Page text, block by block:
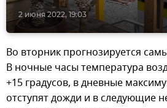
2 июня 2022, 19:03
Во вторник прогнозируется
В ночные часы температура
+15 градусов, в дневные
отступят дожди и в следующие